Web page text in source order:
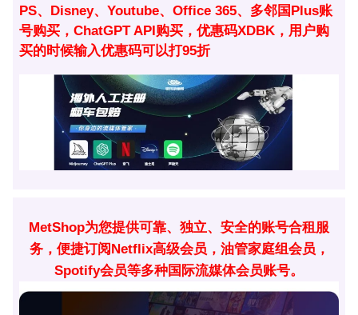
PS、Disney、Youtube、Office 365、多邻国Plus账
号购买，ChatGPT API购买，优惠码XDBK，用户购
买的时候输入优惠码可以打95折
MetShop为您提供可靠、独立、安全的账号合租服
务，便捷订阅Netflix高级会员，油管家庭组会员，
Spotify会员等多种国际流媒体会员账号。